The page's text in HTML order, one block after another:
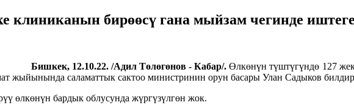
клиниканын бирөөсү гана мыйзам чегинде
Бишкек, 12.10.22. /Адил Төлөгөнов - Кабар/. Өлкөнүн түштүгүндө 127
жыйынында саламаттык сактоо министринин орун басары Улан Садыков
өлкөнүн бардык облусунда жүргүзүлгөн жок.